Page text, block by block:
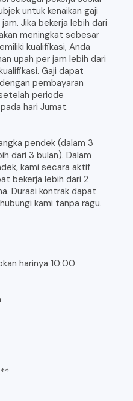
untuk kenaikan gaji
Jika bekerja lebih dari
meningkat sebesar
kualifikasi, Anda
upah per jam lebih dari
Gaji dapat
pembayaran
periode
hari Jumat.
pendek (dalam 3
dari 3 bulan). Dalam
kami secara aktif
bekerja lebih dari 2
Durasi kontrak dapat
kami tanpa ragu.
harinya 10:00